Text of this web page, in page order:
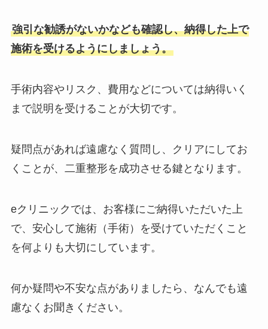
強引な勧誘がないかなども確認し、納得した上で
施術を受けるようにしましょう。
手術内容やリスク、費用などについては納得いく
まで説明を受けることが大切です。
疑問点があれば遠慮なく質問し、クリアにしてお
くことが、二重整形を成功させる鍵となります。
eクリニックでは、お客様にご納得いただいた上
で、安心して施術（手術）を受けていただくこと
を何よりも大切にしています。
何か疑問や不安な点がありましたら、なんでも遠
慮なくお聞きください。